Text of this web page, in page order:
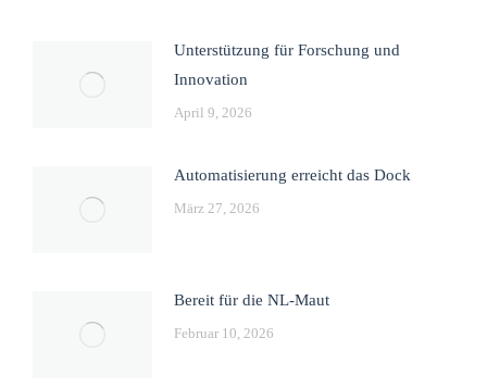
Unterstützung für Forschung und
Innovation
April 9, 2026
Automatisierung erreicht das Dock
März 27, 2026
Bereit für die NL-Maut
Februar 10, 2026